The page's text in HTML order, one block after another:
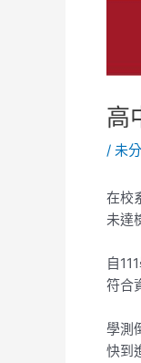
高
/ 未
在校
未達
自
符合
學測
快到